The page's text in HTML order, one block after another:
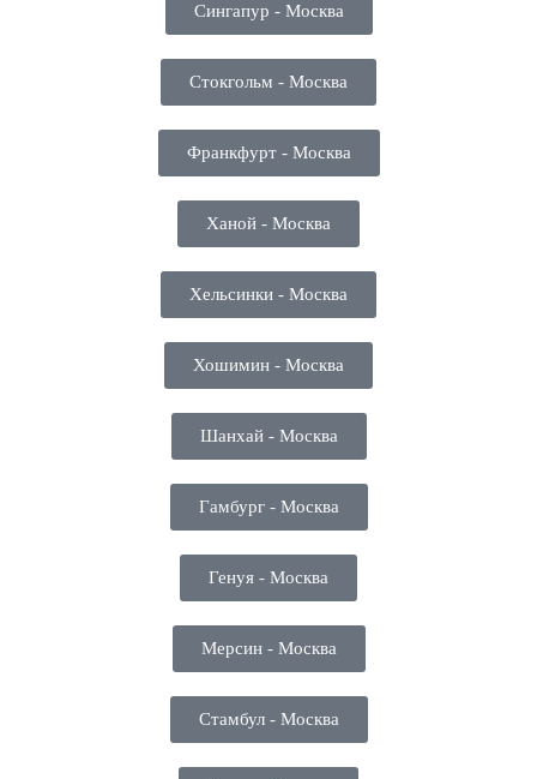
Сингапур - Москва
Стокгольм - Москва
Франкфурт - Москва
Ханой - Москва
Хельсинки - Москва
Хошимин - Москва
Шанхай - Москва
Гамбург - Москва
Генуя - Москва
Мерсин - Москва
Стамбул - Москва